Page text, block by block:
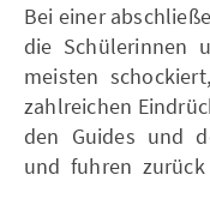
Bei einer
die Schülerinnen
meisten
zahlreichen
den Guides und
und fuhren